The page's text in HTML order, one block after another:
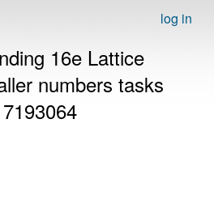
log in
16e Lattice
numbers tasks